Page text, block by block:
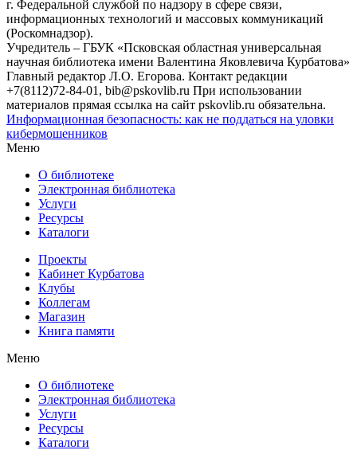
г. Федеральной службой по надзору в сфере связи,
информационных технологий и массовых коммуникаций
(Роскомнадзор).
Учредитель – ГБУК «Псковская областная универсальная
научная библиотека имени Валентина Яковлевича Курбатова»
Главный редактор Л.О. Егорова. Контакт редакции
+7(8112)72-84-01, bib@pskovlib.ru При использовании
материалов прямая ссылка на сайт pskovlib.ru обязательна.
Информационная безопасность: как не поддаться на уловки
кибермошенников
Меню
О библиотеке
Электронная библиотека
Услуги
Ресурсы
Каталоги
Проекты
Кабинет Курбатова
Клубы
Коллегам
Магазин
Книга памяти
Меню
О библиотеке
Электронная библиотека
Услуги
Ресурсы
Каталоги